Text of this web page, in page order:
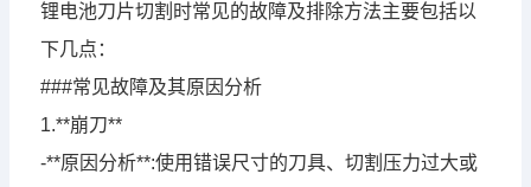
锂电池刀片切割时常见的故障及排除方法主要包括以
下几点：
###常见故障及其原因分析
1.**崩刀**
-**原因分析**:使用错误尺寸的刀具、切割压力过大或